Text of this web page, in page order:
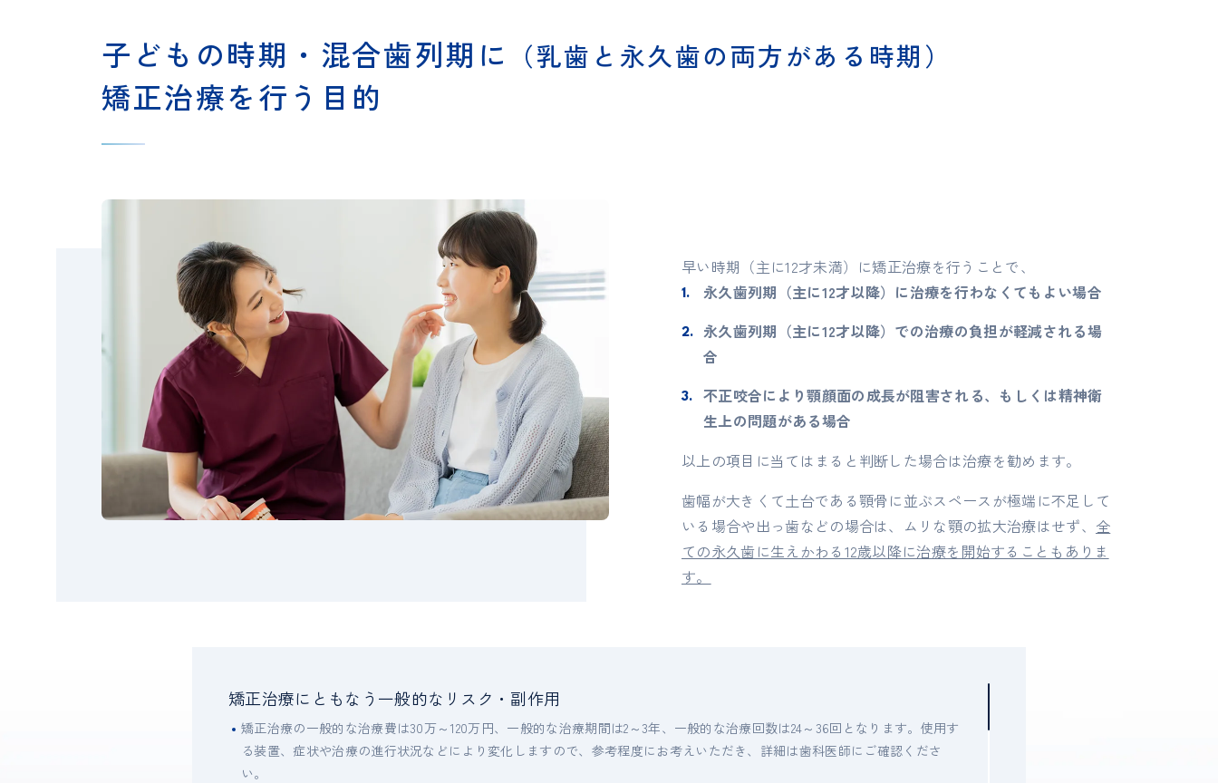
子どもの時期・混合歯列期に （乳歯と永久歯の両方がある時期）
矯正治療を行う目的
早い時期（主に12才未満）に矯正治療を行うことで、
永久歯列期（主に12才以降）に治療を行わなくてもよい場合
永久歯列期（主に12才以降）での治療の負担が軽減される場
合
不正咬合により顎顔面の成長が阻害される、もしくは精神衛
生上の問題がある場合
以上の項目に当てはまると判断した場合は治療を勧めます。
歯幅が大きくて土台である顎骨に並ぶスペースが極端に不足して
いる場合や出っ歯などの場合は、ムリな顎の拡大治療はせず、 全
ての永久歯に生えかわる12歳以降に治療を開始することもありま
す。
矯正治療にともなう一般的なリスク・副作用
矯正治療の一般的な治療費は30万～120万円、一般的な治療期間は2～3年、一般的な治療回数は24～36回となります。使用す
る装置、症状や治療の進行状況などにより変化しますので、参考程度にお考えいただき、詳細は歯科医師にご確認くださ
い。